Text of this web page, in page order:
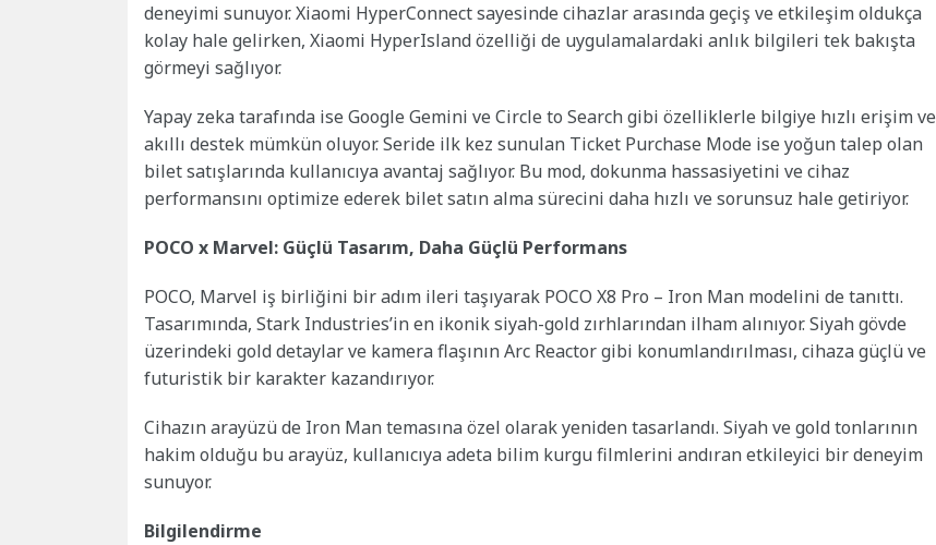
deneyimi sunuyor. Xiaomi HyperConnect sayesinde cihazlar arasında geçiş ve etkileşim oldukça
kolay hale gelirken, Xiaomi HyperIsland özelliği de uygulamalardaki anlık bilgileri tek bakışta
görmeyi sağlıyor.
Yapay zeka tarafında ise Google Gemini ve Circle to Search gibi özelliklerle bilgiye hızlı erişim ve
akıllı destek mümkün oluyor. Seride ilk kez sunulan Ticket Purchase Mode ise yoğun talep olan
bilet satışlarında kullanıcıya avantaj sağlıyor. Bu mod, dokunma hassasiyetini ve cihaz
performansını optimize ederek bilet satın alma sürecini daha hızlı ve sorunsuz hale getiriyor.
POCO x Marvel: Güçlü Tasarım, Daha Güçlü Performans
POCO, Marvel iş birliğini bir adım ileri taşıyarak POCO X8 Pro – Iron Man modelini de tanıttı.
Tasarımında, Stark Industries’in en ikonik siyah-gold zırhlarından ilham alınıyor. Siyah gövde
üzerindeki gold detaylar ve kamera flaşının Arc Reactor gibi konumlandırılması, cihaza güçlü ve
futuristik bir karakter kazandırıyor.
Cihazın arayüzü de Iron Man temasına özel olarak yeniden tasarlandı. Siyah ve gold tonlarının
hakim olduğu bu arayüz, kullanıcıya adeta bilim kurgu filmlerini andıran etkileyici bir deneyim
sunuyor.
Bilgilendirme